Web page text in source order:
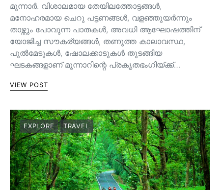
മൂന്നാർ. വിശാലമായ തേയിലത്തോട്ടങ്ങള്‍,
മനോഹരമായ ചെറു പട്ടണങ്ങള്‍, വളഞ്ഞുയര്‍ന്നും
താഴ്ന്നും പോവുന്ന പാതകള്‍, അവധി ആഘോഷത്തിന്
യോജിച്ച സൗകര്യങ്ങള്‍, തണുത്ത കാലാവസ്ഥ,
പുൽമേടുകൾ, ഷോലക്കാടുകൾ തുടങ്ങിയ
ഘടകങ്ങളാണ് മൂന്നാറിന്റെ പ്രകൃതഭംഗിയ്ക്ക്…
VIEW POST
EXPLORE TRAVEL